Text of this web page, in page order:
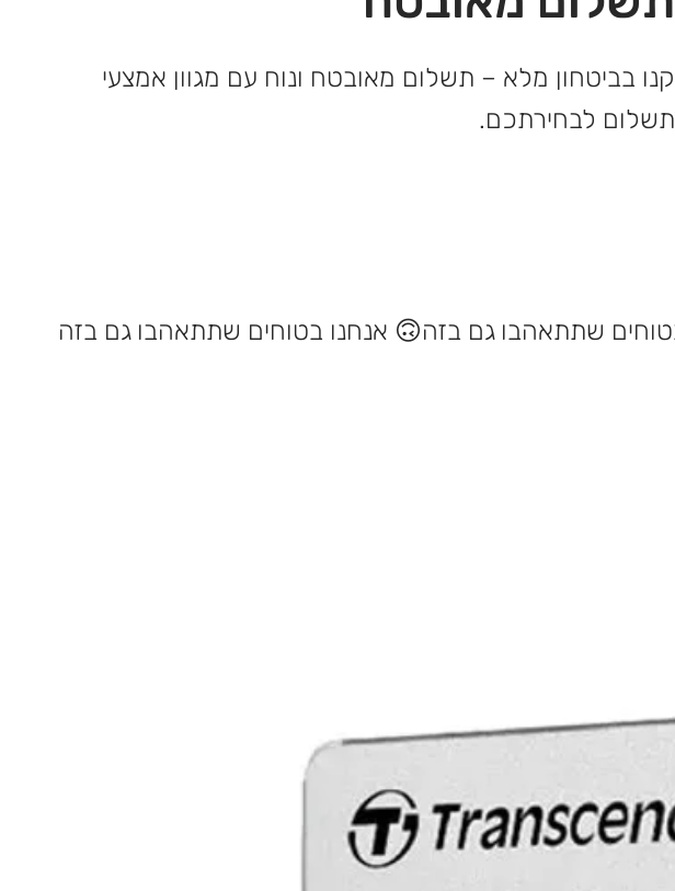
קנו בביטחון מלא – תשלום מאובטח ונוח עם מגוון אמצעי
תשלום לבחירתכם.
אנחנו בטוחים שתתאהבו גם בזה 🙃